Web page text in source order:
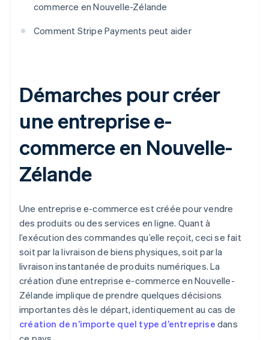
commerce en Nouvelle-Zélande
Comment Stripe Payments peut aider
Démarches pour créer
une entreprise e-
commerce en Nouvelle-
Zélande
Une entreprise e-commerce est créée pour vendre
des produits ou des services en ligne. Quant à
l’exécution des commandes qu’elle reçoit, ceci se fait
soit par la livraison de biens physiques, soit par la
livraison instantanée de produits numériques. La
création d’une entreprise e-commerce en Nouvelle-
Zélande implique de prendre quelques décisions
importantes dès le départ, identiquement au cas de
création de n’importe quel type d’entreprise dans